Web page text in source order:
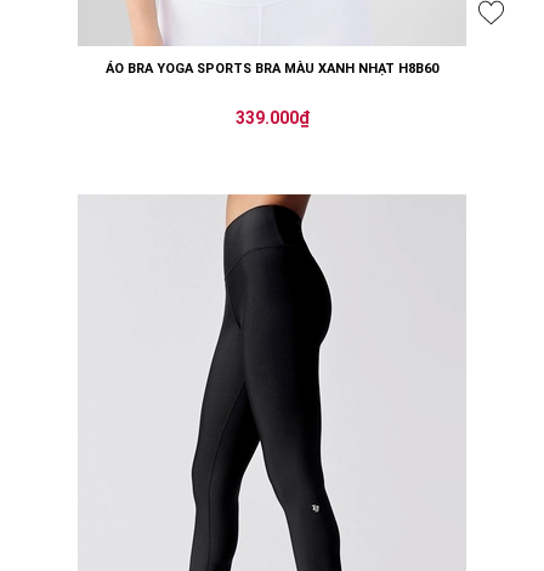
ÁO BRA YOGA SPORTS BRA MÀU XANH NHẠT H8B60
339.000₫